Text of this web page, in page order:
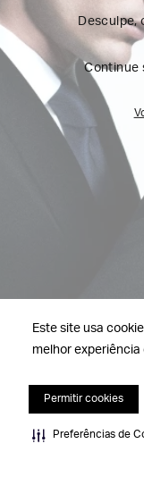
Este site usa
melhor experiência
Permitir cookies
Preferências de
Desculpe,
Continue